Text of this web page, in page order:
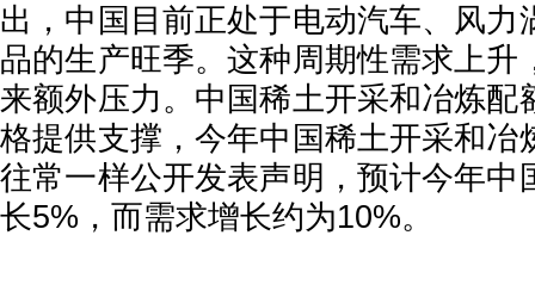
出，中国目前正处于电动汽车、风力
品的生产旺季。这种周期性需求上升
来额外压力。中国稀土开采和冶炼配
格提供支撑，今年中国稀土开采和冶
往常一样公开发表声明，预计今年中
长5%，而需求增长约为10%。